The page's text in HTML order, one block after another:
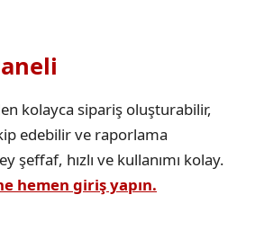
kolayca sipariş oluşturabilir,
edebilir ve raporlama
şeffaf, hızlı ve kullanımı kolay.
hemen giriş yapın.